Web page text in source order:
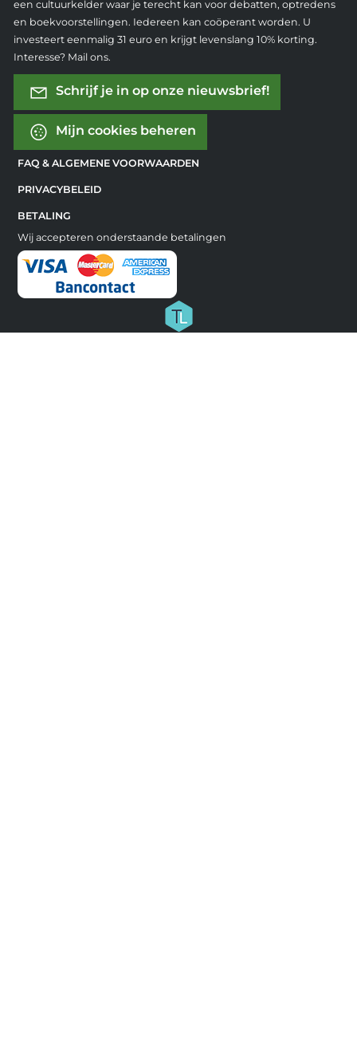
een cultuurkelder waar je terecht kan voor debatten, optredens
en boekvoorstellingen. Iedereen kan coöperant worden. U
investeert eenmalig 31 euro en krijgt levenslang 10% korting.
Interesse? Mail ons.
Schrijf je in op onze nieuwsbrief!
Mijn cookies beheren
FAQ & ALGEMENE VOORWAARDEN
PRIVACYBELEID
BETALING
Wij accepteren onderstaande betalingen